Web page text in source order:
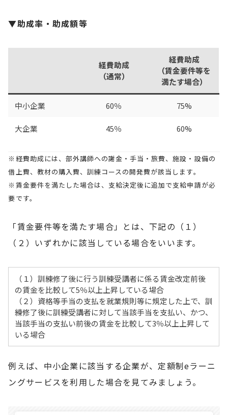
▼助成率・助成額等
経費助成
（通常）
経費助成
（賃金要件等を
満たす場合）
中小企業 60％ 75%
大企業 45％ 60%
※経費助成には、部外講師への謝金・手当・旅費、施設・設備の
借上費、教材の購入費、訓練コースの開発費が該当します。
※賃金要件を満たした場合は、支給決定後に追加で支給申請が必
要です。
「賃金要件等を満たす場合」とは、下記の（１）
（２）いずれかに該当している場合をいいます。
（１）訓練修了後に行う訓練受講者に係る賃金改定前後
の賃金を比較して5％以上上昇している場合
（２）資格等手当の支払を就業規則等に規定した上で、訓
練修了後に訓練受講者に対して当該手当を支払い、かつ、
当該手当の支払い前後の賃金を比較して3％以上上昇して
いる場合
例えば、中小企業に該当する企業が、定額制eラーニ
ングサービスを利用した場合を見てみましょう。